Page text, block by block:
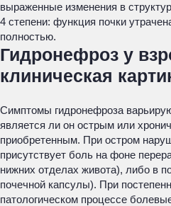
выраженные изменения в
4 степени: функция почки
полностью.
Гидронефроз у
клиническая
Симптомы гидронефроза
является ли он острым или
приобретенным. При остром
присутствует боль на фоне
нижних отделах живота), либо в
почечной капсулы). При
патологическом процессе